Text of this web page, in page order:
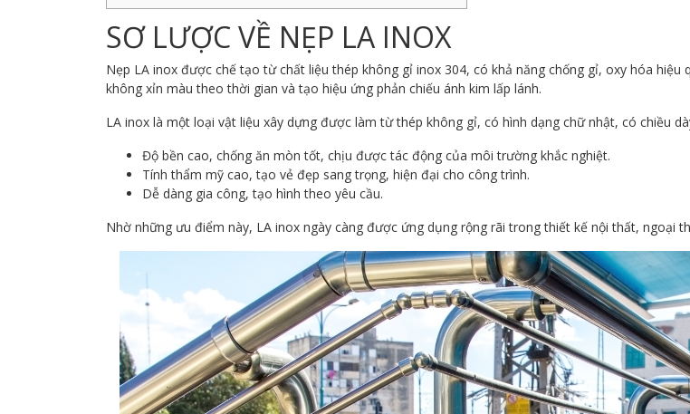
SƠ LƯỢC VỀ NẸP LA INOX
Nẹp LA inox được chế tạo từ chất liệu thép không gỉ inox 304, có khả năng chống gỉ, oxy hóa
không xỉn màu theo thời gian và tạo hiệu ứng phản chiếu ánh kim lấp lánh.
LA inox là một loại vật liệu xây dựng được làm từ thép không gỉ, có hình dạng chữ nhật, có chiều
Độ bền cao, chống ăn mòn tốt, chịu được tác động của môi trường khắc nghiệt.
Tính thẩm mỹ cao, tạo vẻ đẹp sang trọng, hiện đại cho công trình.
Dễ dàng gia công, tạo hình theo yêu cầu.
Nhờ những ưu điểm này, LA inox ngày càng được ứng dụng rộng rãi trong thiết kế nội thất, ngoại